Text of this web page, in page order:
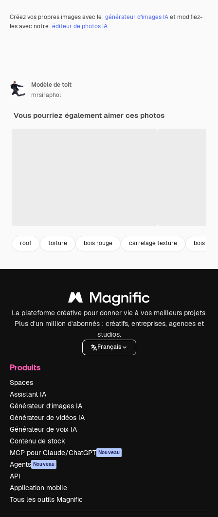
Créez vos propres images avec le générateur d’images IAet modifiez-
les avec notre éditeur de photos IA.
Modèle de toit
mrsiraphol
Vous pourriez également aimer ces photos
roof toiture bois rouge carrelage texture bois
La plateforme créative pour donner vie à vos meilleurs projets.
Plus d’un million d’abonnés : créatifs, entreprises, agences et
studios.
Français
Produits
Spaces
Assistant IA
Générateur d’images IA
Générateur de vidéos IA
Générateur de voix IA
Contenu de stock
MCP pour Claude/ChatGPT Nouveau
Agents Nouveau
API
Application mobile
Tous les outils Magnific